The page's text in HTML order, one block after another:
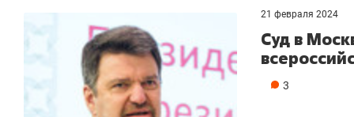
21 февраля 2024
Суд в
3